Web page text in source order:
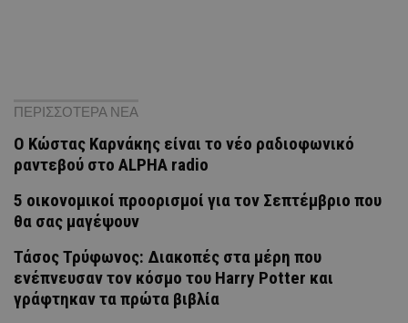
ΠΕΡΙΣΣΟΤΕΡΑ ΝΕΑ
Ο Κώστας Καρνάκης είναι το νέο ραδιοφωνικό
ραντεβού στο ALPHA radio
5 οικονομικοί προορισμοί για τον Σεπτέμβριο που
θα σας μαγέψουν
Τάσος Τρύφωνος: Διακοπές στα μέρη που
ενέπνευσαν τον κόσμο του Harry Potter και
γράφτηκαν τα πρώτα βιβλία